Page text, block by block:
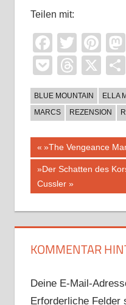
Teilen mit:
PocketX
BLUE MOUNTAIN ELLA
MARCS
REZENSION
Vorheriger
Beitrag:
»The Vengeance
Nächster
Beitrag:
»Der Schatten des
Cussler
KOMMENTAR
Deine E-Mail-
Erforderliche Felder